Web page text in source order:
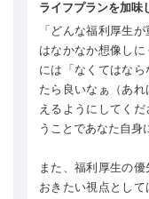
ライフプランを加味
「どんな福利厚生
はなかなか想像し
には「なくてはな
たら良いなぁ（あ
えるようにしてく
うことであなた自身
また、福利厚生の
おきたい視点とし